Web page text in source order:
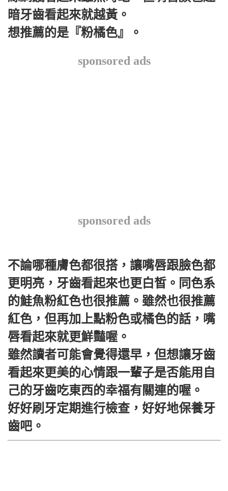
暗牙齒看起來就越黃。
想推薦的是『粉橘色』。
sponsored ads
sponsored ads
不論哪種膚色都很搭，讓嘴唇跟臉色都
更明亮，牙齒看起來也更白皙。同色系
的鮭魚粉紅色也很推薦。雖然也很推薦
紅色，但再加上點粉色或橘色的話，嘴
唇看起來就更鮮豔喔。
雖然讀者可能會覺得還早，但想讓牙齒
看起來更美的心情跟一輩子是否能用自
己的牙齒吃東西的幸福有關連的喔。
好好刷牙定期進行檢查，好好地保養牙
齒吧。